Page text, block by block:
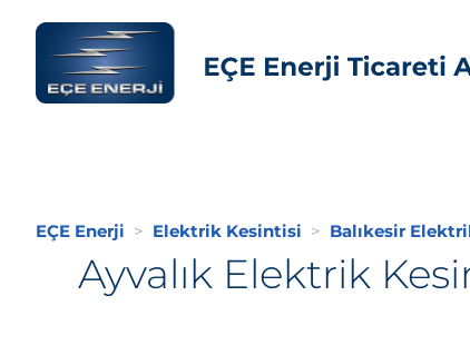
EÇE Enerji Elektrik Kesintisi Balıkesir
Ayvalık Elektrik